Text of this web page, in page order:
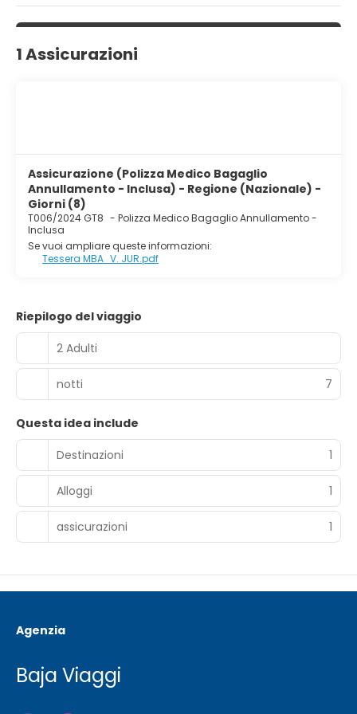
1 Assicurazioni
Assicurazione (Polizza Medico Bagaglio
Annullamento - Inclusa) - Regione (Nazionale) -
Giorni (8)
T006/2024 GT8 - Polizza Medico Bagaglio Annullamento -
Inclusa
Se vuoi ampliare queste informazioni:
Tessera MBA_V. JUR.pdf
Riepilogo del viaggio
2 Adulti
notti 7
Questa idea include
Destinazioni
1
Alloggi 1
assicurazioni 1
Agenzia
Baja Viaggi